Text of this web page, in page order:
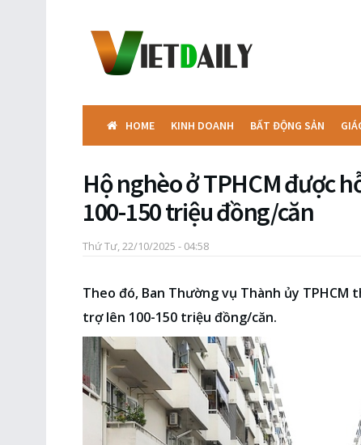
HOME KINH DOANH BẤT ĐỘNG SẢN
Hộ nghèo ở TPHCM được
100-150 triệu đồng/căn
Thứ Tư, 22/10/2025 - 04:58
Theo đó, Ban Thường vụ Thành ủy
trợ lên 100-150 triệu đồng/căn.